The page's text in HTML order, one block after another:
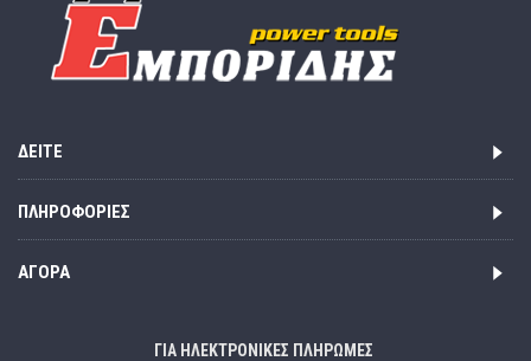
ΔΕΊΤΕ
ΠΛΗΡΟΦΟΡΊΕΣ
ΑΓΟΡΆ
ΓΙΑ ΗΛΕΚΤΡΟΝΙΚΕΣ ΠΛΗΡΩΜΕΣ